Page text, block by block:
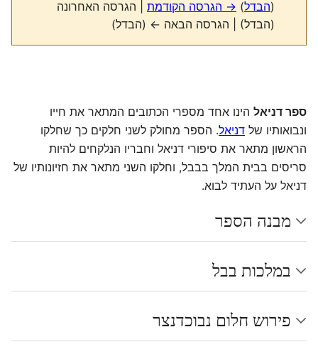
(הבדל) → הגרסה הקודמת | הגרסה האחרונה
(הבדל) | הגרסה הבאה ← (הבדל)
ספר דניאל הינו אחד מספרי הכתובים המתאר את חייו
ונבואותיו של דניאל. הספר מחולק לשני חלקים כך שחלקו
הראשון מתאר את סיפורי דניאל וחבריו הנלקחים להיות
סריסים בבית המלך בבבל, וחלקו השני מתאר את חזיונותיו של
דניאל על העתיד לבוא.
מבנה הספר
במלכות בבל
פירוש חלום נבוכדנצר